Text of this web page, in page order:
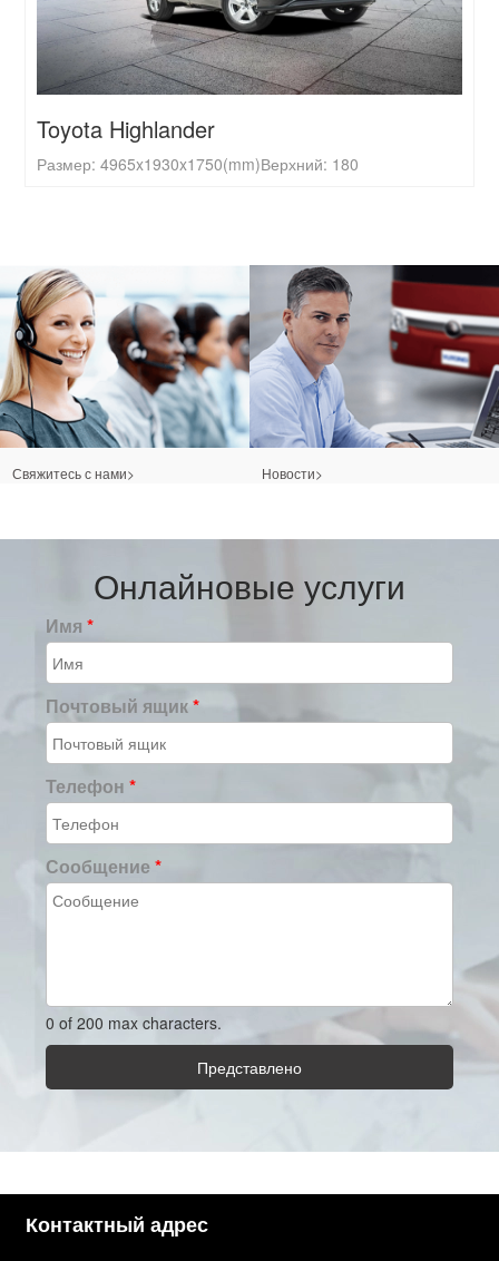
Toyota Highlander
Размер: 4965x1930x1750(mm)Верхний: 180
Свяжитесь с нами> Новости>
Онлайновые услуги
Имя*
Почтовый ящик*
Телефон*
Сообщение*
0 of 200 max characters.
Представлено
Контактный адрес